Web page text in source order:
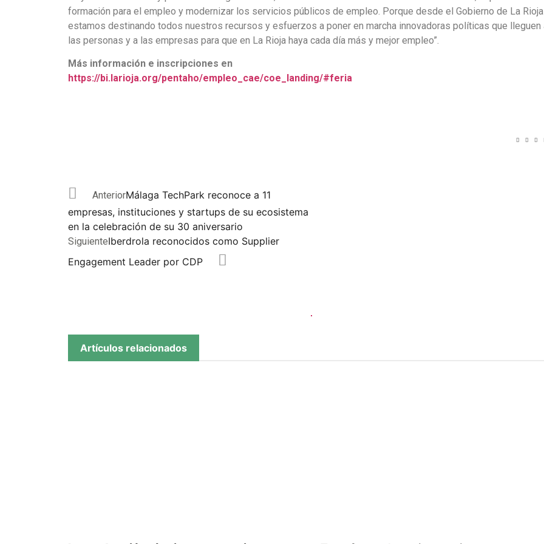
formación para el empleo y modernizar los servicios públicos de empleo. Porque desde el Gobierno de La Rioja
estamos destinando todos nuestros recursos y esfuerzos a poner en marcha innovadoras políticas que lleguen
las personas y a las empresas para que en La Rioja haya cada día más y mejor empleo”.
Más información e inscripciones en
https://bi.larioja.org/pentaho/empleo_cae/coe_landing/#feria
AnteriorMálaga TechPark reconoce a 11
empresas, instituciones y startups de su ecosistema
en la celebración de su 30 aniversario
SiguienteIberdrola reconocidos como Supplier
Engagement Leader por CDP
Artículos relacionados